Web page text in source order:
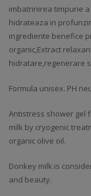
imbatrinirea timpurie
hidrateaza in
ingrediente benefice
organic,Extract
hidratare,regenerare
Formula unisex. PH
Antistress shower gel
milk by cryogenic
organic olive oil.
Donkey milk is
and beauty.